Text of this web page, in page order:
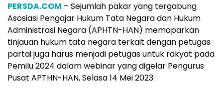
PERSDA.COM – Sejumlah pakar yang tergabung
Asosiasi Pengajar Hukum Tata Negara dan Hukum
Administrasi Negara (APHTN-HAN) memaparkan
tinjauan hukum tata negara terkait dengan petugas
partai juga harus menjadi petugas untuk rakyat pada
Pemilu 2024 dalam webinar yang digelar Pengurus
Pusat APTHN-HAN, Selasa 14 Mei 2023.